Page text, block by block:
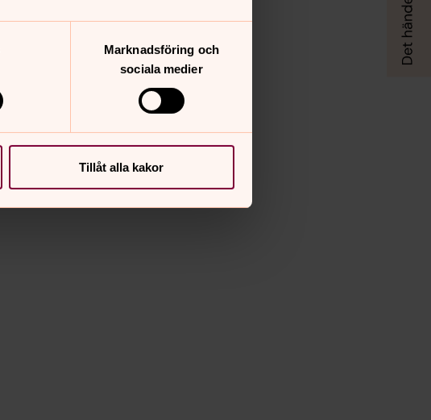
Marknadsföring och
sociala medier
Tillåt alla kakor